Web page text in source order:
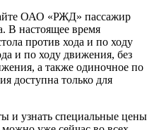
ОАО «РЖД» пассажир
В настоящее время
против хода и по ходу
и по ходу движения, без
а также одиночное по
доступна только для
и узнать специальные цены